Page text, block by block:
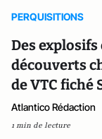
PERQUISITIONS
Des
découverts
de VTC fiché
Atlantico Rédaction
1 min de lecture